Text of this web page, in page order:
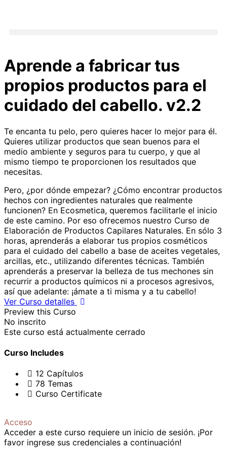
Aprende a fabricar tus
propios productos para el
cuidado del cabello. v2.2
Te encanta tu pelo, pero quieres hacer lo mejor para él.
Quieres utilizar productos que sean buenos para el
medio ambiente y seguros para tu cuerpo, y que al
mismo tiempo te proporcionen los resultados que
necesitas.
Pero, ¿por dónde empezar? ¿Cómo encontrar productos
hechos con ingredientes naturales que realmente
funcionen? En Ecosmetica, queremos facilitarle el inicio
de este camino. Por eso ofrecemos nuestro Curso de
Elaboración de Productos Capilares Naturales. En sólo 3
horas, aprenderás a elaborar tus propios cosméticos
para el cuidado del cabello a base de aceites vegetales,
arcillas, etc., utilizando diferentes técnicas. También
aprenderás a preservar la belleza de tus mechones sin
recurrir a productos químicos ni a procesos agresivos,
así que adelante: ¡ámate a ti misma y a tu cabello!
Ver Curso detalles
Preview this Curso
No inscrito
Este curso está actualmente cerrado
Curso Includes
12 Capítulos
78 Temas
Curso Certificate
Acceso
Acceder a este curso requiere un inicio de sesión. ¡Por
favor ingrese sus credenciales a continuación!